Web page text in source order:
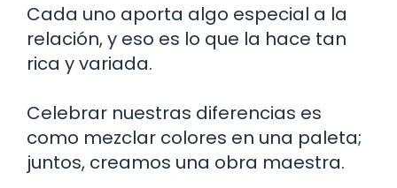
Cada uno aporta algo especial a la
relación, y eso es lo que la hace tan
rica y variada.
Celebrar nuestras diferencias es
como mezclar colores en una paleta;
juntos, creamos una obra maestra.